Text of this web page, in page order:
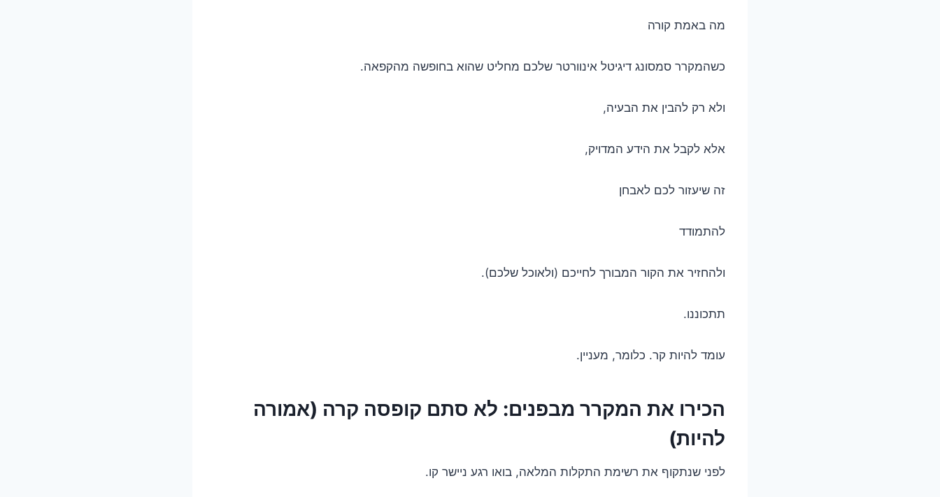
מה באמת קורה
כשהמקרר סמסונג דיגיטל אינוורטר שלכם מחליט שהוא בחופשה מהקפאה.
ולא רק להבין את הבעיה,
אלא לקבל את הידע המדויק,
זה שיעזור לכם לאבחן
להתמודד
ולהחזיר את הקור המבורך לחייכם (ולאוכל שלכם).
תתכוננו.
עומד להיות קר. כלומר, מעניין.
הכירו את המקרר מבפנים: לא סתם קופסה קרה (אמורה
להיות)
לפני שנתקוף את רשימת התקלות המלאה, בואו רגע ניישר קו.